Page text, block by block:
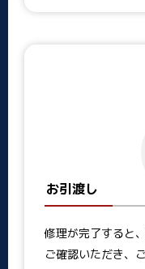
お引渡し
修理が完了すると
ご確認いただき、